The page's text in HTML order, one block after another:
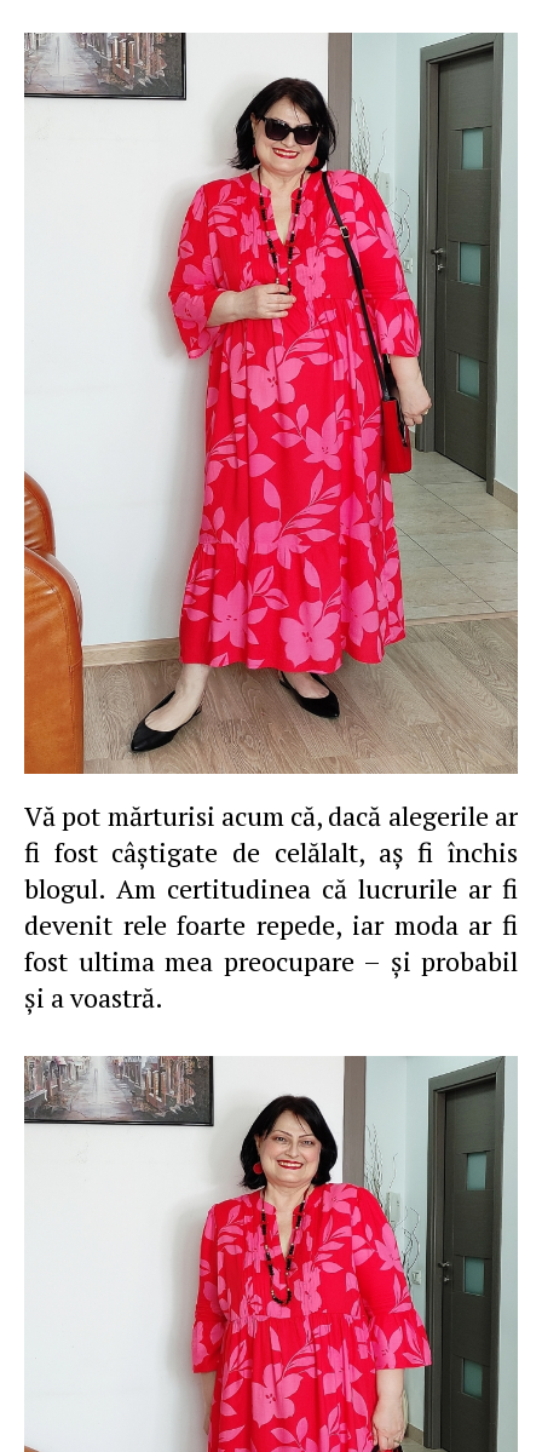
Vă pot mărturisi acum că, dacă alegerile ar
fi fost câştigate de celălalt, aş fi închis
blogul. Am certitudinea că lucrurile ar fi
devenit rele foarte repede, iar moda ar fi
fost ultima mea preocupare – şi probabil
şi a voastră.